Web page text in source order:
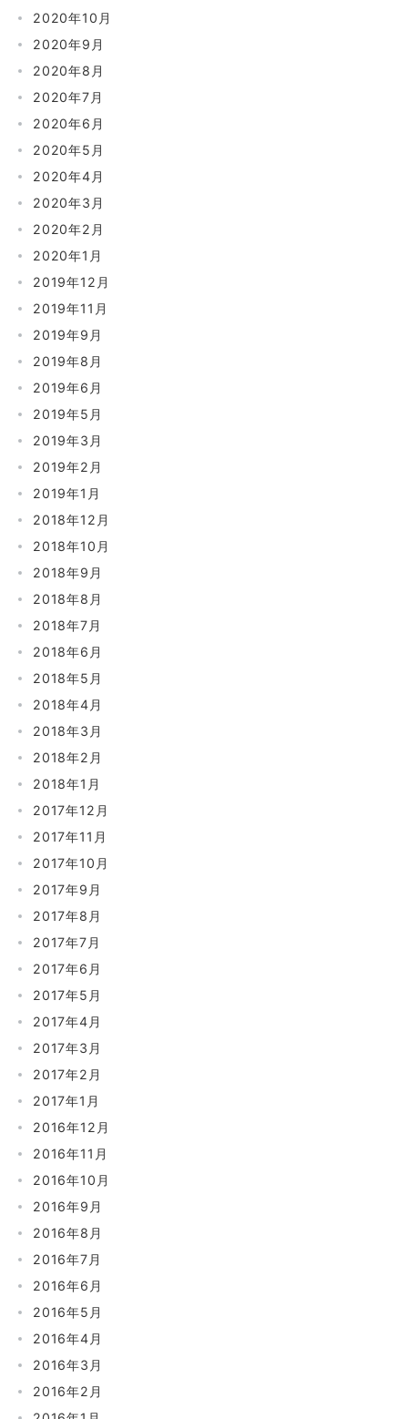
2020年10月
2020年9月
2020年8月
2020年7月
2020年6月
2020年5月
2020年4月
2020年3月
2020年2月
2020年1月
2019年12月
2019年11月
2019年9月
2019年8月
2019年6月
2019年5月
2019年3月
2019年2月
2019年1月
2018年12月
2018年10月
2018年9月
2018年8月
2018年7月
2018年6月
2018年5月
2018年4月
2018年3月
2018年2月
2018年1月
2017年12月
2017年11月
2017年10月
2017年9月
2017年8月
2017年7月
2017年6月
2017年5月
2017年4月
2017年3月
2017年2月
2017年1月
2016年12月
2016年11月
2016年10月
2016年9月
2016年8月
2016年7月
2016年6月
2016年5月
2016年4月
2016年3月
2016年2月